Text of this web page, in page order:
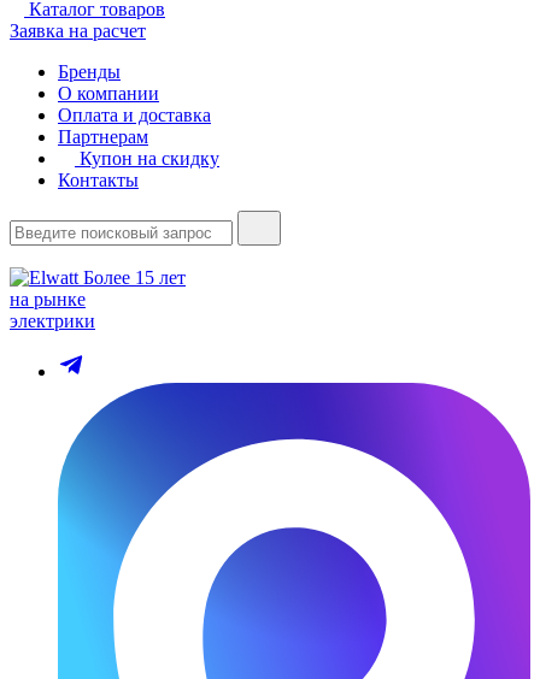
Каталог товаров
Заявка на расчет
Бренды
О компании
Оплата и доставка
Партнерам
Купон на скидку
Контакты
Более 15 лет
на рынке
электрики